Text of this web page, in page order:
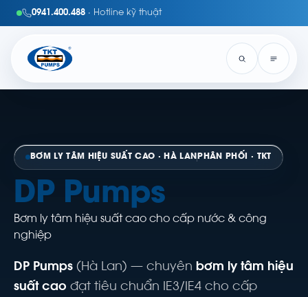
0941.400.488 · Hotline kỹ thuật
BƠM LY TÂM HIỆU SUẤT CAO · HÀ LAN PHÂN PHỐI · TKT
DP Pumps
Bơm ly tâm hiệu suất cao cho cấp nước & công
nghiệp
DP Pumps (Hà Lan) — chuyên bơm ly tâm hiệu
suất cao đạt tiêu chuẩn IE3/IE4 cho cấp